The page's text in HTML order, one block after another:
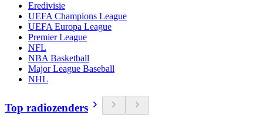
Eredivisie
UEFA Champions League
UEFA Europa League
Premier League
NFL
NBA Basketball
Major League Baseball
NHL
Top radiozenders